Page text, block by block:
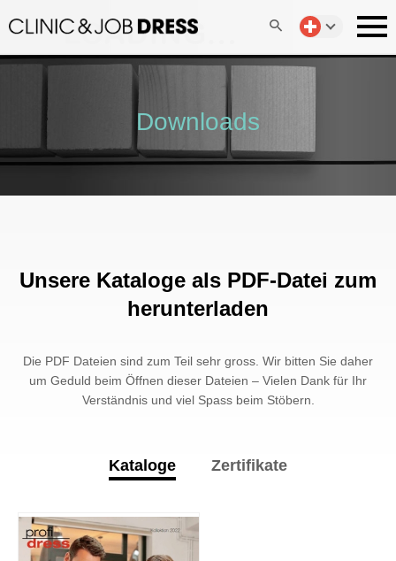
Downloads
Unsere Kataloge als PDF-Datei zum
herunterladen
Die PDF Dateien sind zum Teil sehr gross. Wir bitten Sie daher
um Geduld beim Öffnen dieser Dateien – Vielen Dank für Ihr
Verständnis und viel Spass beim Stöbern.
Kataloge Zertifikate